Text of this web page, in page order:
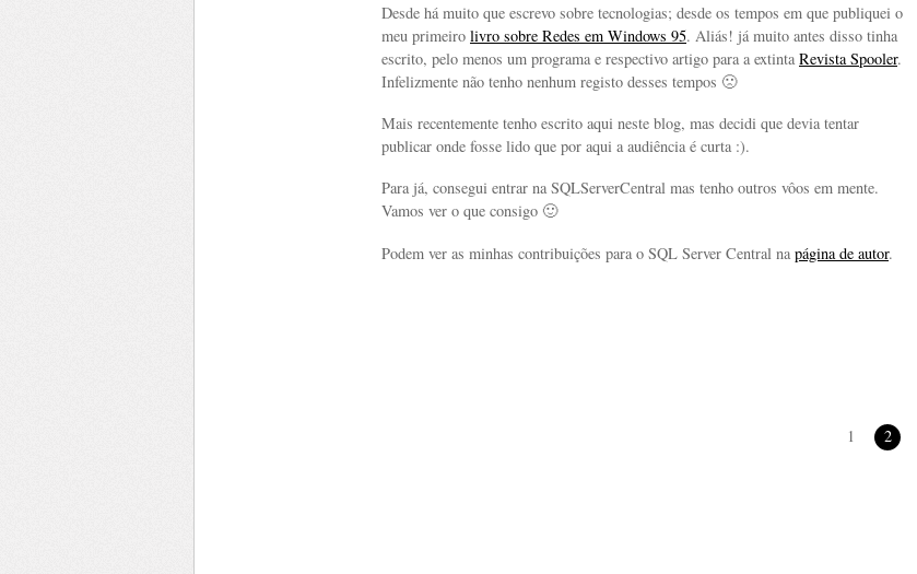
Desde há muito que escrevo sobre tecnologias; desde os tempos em que publiquei o
meu primeiro livro sobre Redes em Windows 95. Aliás! já muito antes disso tinha
escrito, pelo menos um programa e respectivo artigo para a extinta Revista Spooler.
Infelizmente não tenho nenhum registo desses tempos 🙁
Mais recentemente tenho escrito aqui neste blog, mas decidi que devia tentar
publicar onde fosse lido que por aqui a audiência é curta :).
Para já, consegui entrar na SQLServerCentral mas tenho outros vôos em mente.
Vamos ver o que consigo 🙂
Podem ver as minhas contribuições para o SQL Server Central na página de autor.
1 2